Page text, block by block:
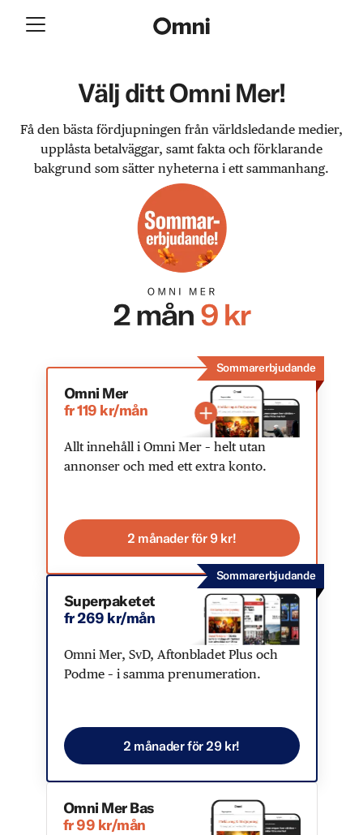
Välj ditt Omni Mer!
Få den bästa fördjupningen från världsledande medier,
upplåsta betalväggar, samt fakta och förklarande
bakgrund som sätter nyheterna i ett sammanhang.
Sommarerbjudande
Omni Mer
fr 119 kr/mån
Allt innehåll i Omni Mer – helt utan
annonser och med ett extra konto.
2 månader för 9 kr!
Sommarerbjudande
Superpaketet
fr 269 kr/mån
Omni Mer, SvD, Aftonbladet Plus och
Podme – i samma prenumeration.
2 månader för 29 kr!
Omni Mer Bas
fr 99 kr/mån